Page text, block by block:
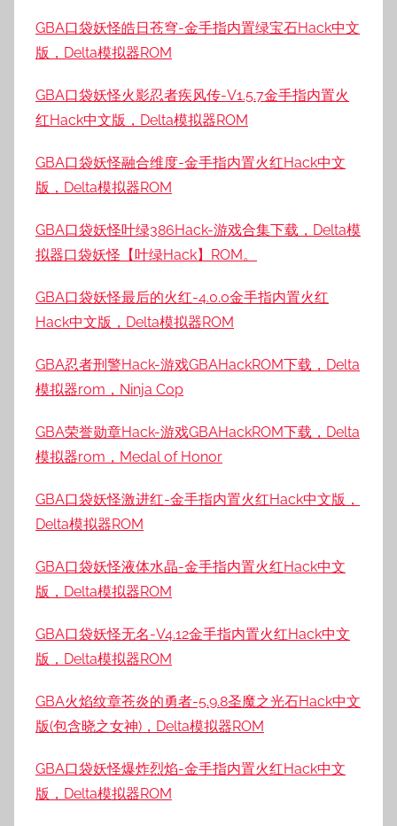
GBA口袋妖怪皓日苍穹-金手指内置绿宝石Hack中文
版，Delta模拟器ROM
GBA口袋妖怪火影忍者疾风传-V1.5.7金手指内置火
红Hack中文版，Delta模拟器ROM
GBA口袋妖怪融合维度-金手指内置火红Hack中文
版，Delta模拟器ROM
GBA口袋妖怪叶绿386Hack-游戏合集下载，Delta模
拟器口袋妖怪【叶绿Hack】ROM。
GBA口袋妖怪最后的火红-4.0.0金手指内置火红
Hack中文版，Delta模拟器ROM
GBA忍者刑警Hack-游戏GBAHackROM下载，Delta
模拟器rom，Ninja Cop
GBA荣誉勋章Hack-游戏GBAHackROM下载，Delta
模拟器rom，Medal of Honor
GBA口袋妖怪激进红-金手指内置火红Hack中文版，
Delta模拟器ROM
GBA口袋妖怪液体水晶-金手指内置火红Hack中文
版，Delta模拟器ROM
GBA口袋妖怪无名-V4.12金手指内置火红Hack中文
版，Delta模拟器ROM
GBA火焰纹章苍炎的勇者-5.9.8圣魔之光石Hack中文
版(包含晓之女神)，Delta模拟器ROM
GBA口袋妖怪爆炸烈焰-金手指内置火红Hack中文
版，Delta模拟器ROM